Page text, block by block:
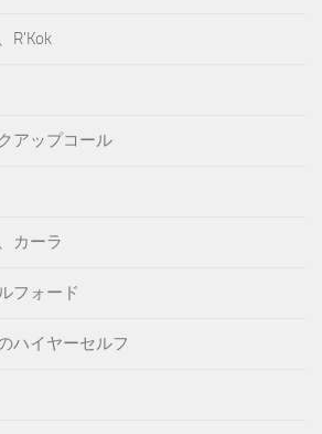
R'Kok
アップコール
カーラ
フォード
ハイヤーセルフ